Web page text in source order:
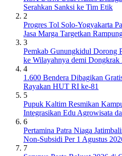
Serahkan Sanksi ke Tim Etik
2
Progres Tol Solo-Yogyakarta
Jasa Marga Targetkan
3
Pemkab Gunungkidul Dorong
ke Wilayahnya demi Dongkrak
4
1.600 Bendera Dibagikan
Rayakan HUT RI ke-81
5
Pupuk Kaltim Resmikan
Integrasikan Edu Agrowisata
6
Pertamina Patra Niaga
Non-Subsidi Per 1 Agustus
7